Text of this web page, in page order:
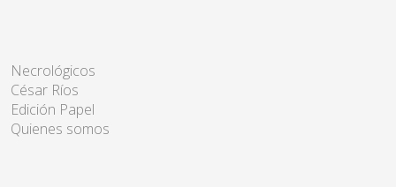
Necrológicos
César Ríos
Edición Papel
Quienes somos